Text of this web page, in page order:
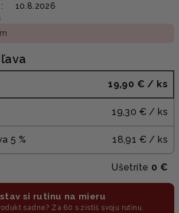
10.8.2026
19,90 € / ks
19,30 € / ks
5 % 18,91 € / ks
Ušetríte 0 €
si rutinu na mieru
sadne? Za 60 s zistíš svoju rutinu.